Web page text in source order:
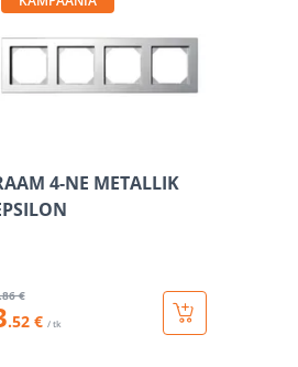
4-NE METALLIK
€
.52 € / tk